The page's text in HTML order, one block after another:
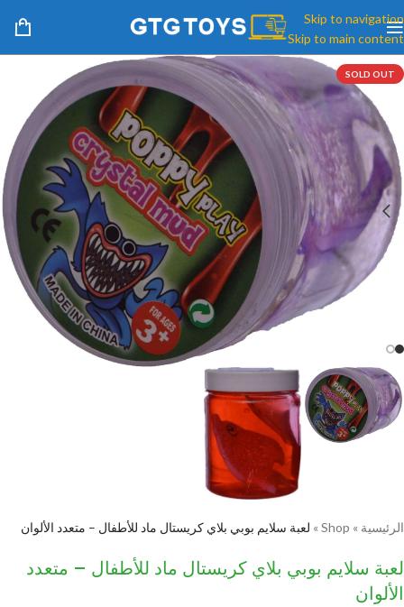
Skip to navigation
Skip to main content
SOLD OUT
الرئيسية »
Shop
» لعبة سلايم بوبي بلاي كريستال ماد للأطفال – متعدد الألوان
لعبة سلايم بوبي بلاي كريستال ماد للأطفال – متعدد
الألوان